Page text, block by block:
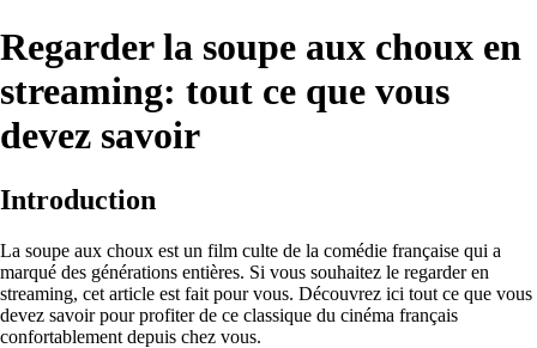
Regarder la soupe aux choux en
streaming: tout ce que vous
devez savoir
Introduction
La soupe aux choux est un film culte de la comédie française qui a
marqué des générations entières. Si vous souhaitez le regarder en
streaming, cet article est fait pour vous. Découvrez ici tout ce que vous
devez savoir pour profiter de ce classique du cinéma français
confortablement depuis chez vous.